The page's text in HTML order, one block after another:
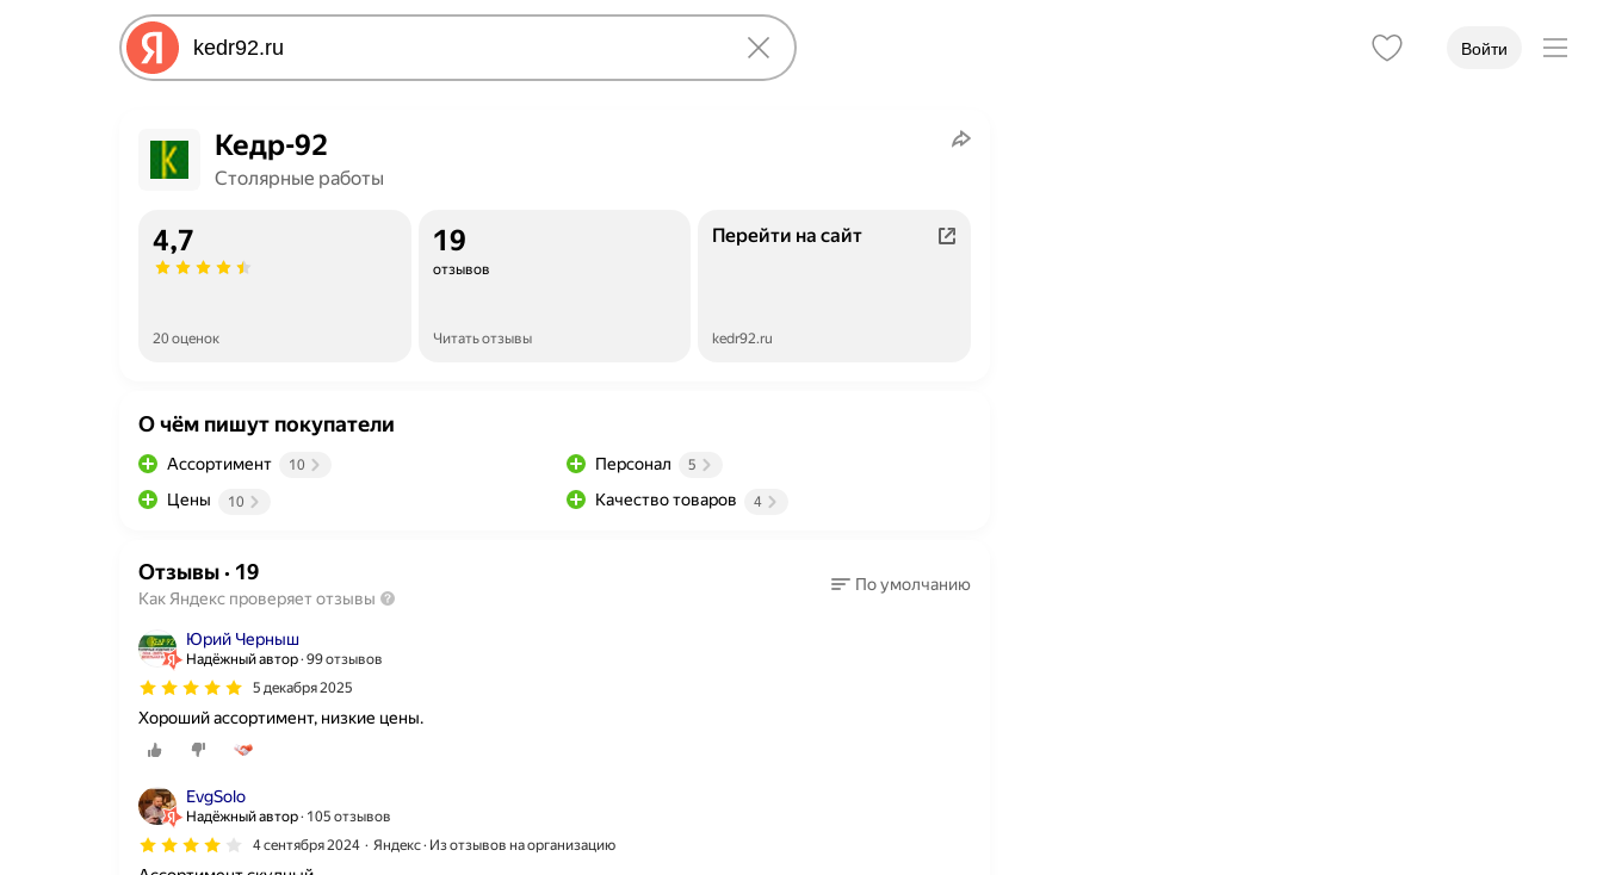
Войти
Кедр-92
Столярные работы
4,7
20 оценок
19
отзывов
Читать отзывы
Перейти на сайт
kedr92.ru
О чём пишут покупатели
Ассортимент 10
Цены 10
Персонал 5
Качество товаров 4
Отзывы· 19
Как Яндекс проверяет отзывы
По умолчанию
Юрий Черныш
Надёжный автор 99 отзывов
5 декабря 2025
Хороший ассортимент, низкие цены.
EvgSolo
Надёжный автор 105 отзывов
4 сентября 2024
Яндекс · Из отзывов на организацию